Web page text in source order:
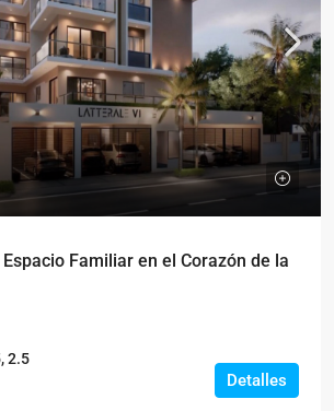
Familiar en el Corazón de la
2.5
Detalles